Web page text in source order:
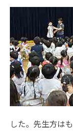
した。先生方は